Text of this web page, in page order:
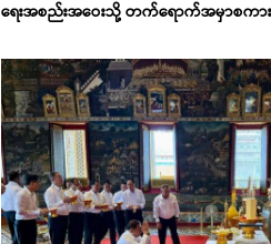
ရေးအစည်းအဝေးသို့ တက်ရောက်အမှာစကားပ